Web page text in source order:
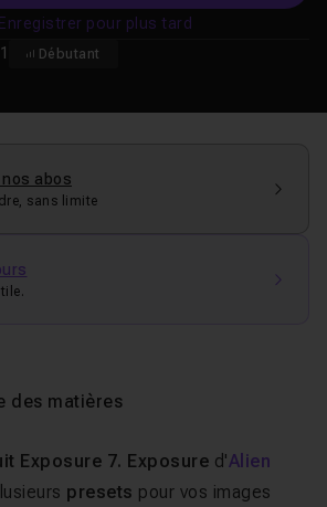
Débutant
Enregistrer pour plus tard
abos
sans limite
des matières
Exposure 7. Exposure d'Alien
presets pour vos images